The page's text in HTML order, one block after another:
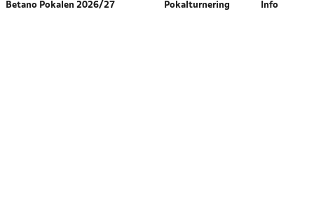
Betano Pokalen 2026/27 Pokalturnering Info